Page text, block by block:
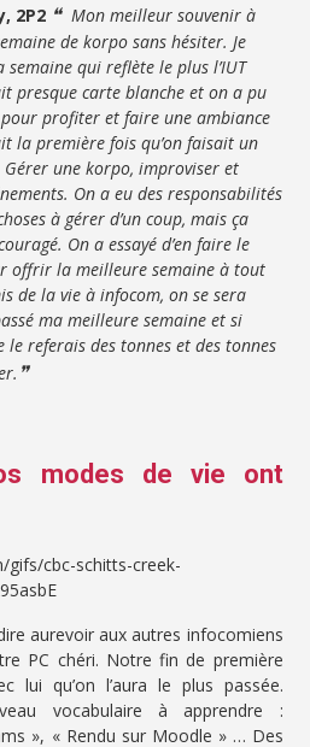
2P2 ❝Mon meilleur souvenir à
de korpo sans hésiter. Je
semaine qui reflète le plus l’IUT
presque carte blanche et on a pu
profiter et faire une ambiance
la première fois qu’on faisait un
une korpo, improviser et
On a eu des responsabilités
à gérer d’un coup, mais ça
On a essayé d’en faire le
offrir la meilleure semaine à tout
de la vie à infocom, on se sera
ma meilleure semaine et si
le referais des tonnes et des tonnes
❞
modes de vie ont
gifs/cbc-schitts-creek-
aurevoir aux autres infocomiens
PC chéri. Notre fin de première
lui qu’on l’aura le plus passée.
vocabulaire à apprendre :
», « Rendu sur Moodle » … Des